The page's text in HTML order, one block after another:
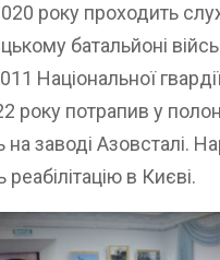
року проходить
батальйоні
Національної
року потрапив у
на заводі Азовсталі.
в Києві.